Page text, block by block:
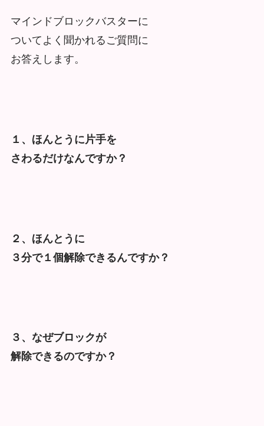
マインドブロックバスターに
ついてよく聞かれるご質問に
お答えします。
１、ほんとうに片手を
さわるだけなんですか？
２、ほんとうに
３分で１個解除できるんですか？
３、なぜブロックが
解除できるのですか？